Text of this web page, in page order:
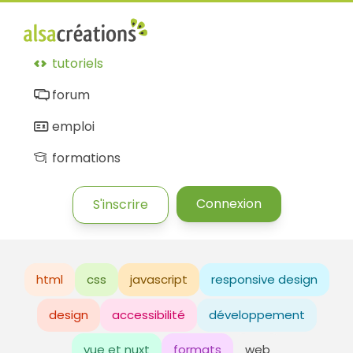
tutoriels
forum
emploi
formations
S'inscrire Connexion
html css javascript responsive design
design accessibilité développement
vue et nuxt formats web